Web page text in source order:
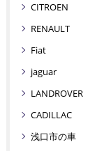
CITROEN
RENAULT
Fiat
jaguar
LANDROVER
CADILLAC
浅口市の車